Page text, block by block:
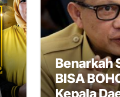
Benarkah
BISA
Kepala